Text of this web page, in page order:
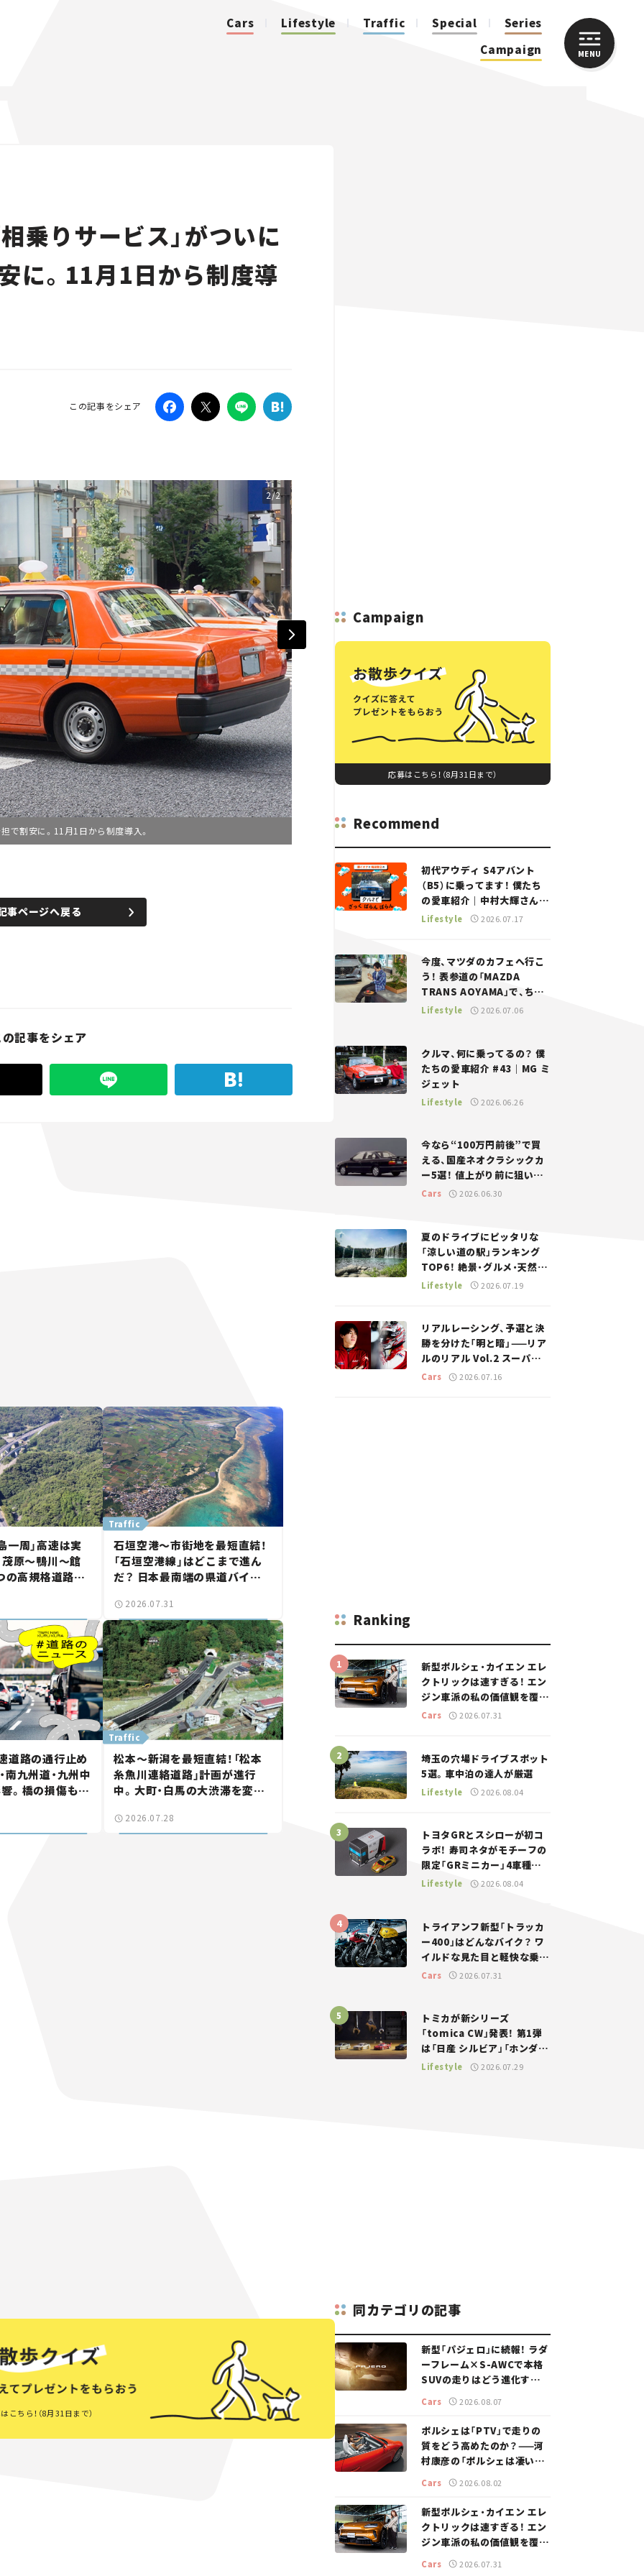
Cars Lifestyle Traffic Special
Series
Campaign
MENU
乗りサービス」がついに
に。11月1日から制度導
この記事をシェア
2/2
で割安に。11月1日から制度導入。
事ページへ戻る
の記事をシェア
一周」高速は実
原～鴨川～館
の高規格道路計
になる道路計
Traffic
石垣空港～市街地を最短直結！
「石垣空港線」はどこまで進ん
だ？ 日本最南端の県道バイパ
気になる道路計画】
2026.07.31
道路の通行止め
南九州道・九州中
。橋の損傷も確
Traffic
松本～新潟を最短直結！「松本
糸魚川連絡道路」計画が進行
中。大町・白馬の大渋滞を変え
化へ【いま気になる道路計画】
2026.07.28
こちら！（8月31日まで）
Campaign
応募はこちら！（8月31日まで）
Recommend
初代アウディ S4アバント
（B5）に乗ってます！ 僕たち
の愛車紹介｜中村大輝さん
——瀬イオナと嶋田智之の
Lifestyle 2026.07.17
今度、マツダのカフェへ行こ
う！ 表参道の「MAZDA
TRANS AOYAMA」で、ちょ
っとひと息。——連載｜CCG
Lifestyle 2026.07.06
クルマ、何に乗ってるの？ 僕
たちの愛車紹介 #43｜MG ミ
ジェット
Lifestyle 2026.06.26
今なら“100万円前後”で買
える、国産ネオクラシックカ
ー5選！ 値上がり前に狙いた
い、中古車探しをお手伝い――ち
Cars 2026.06.30
夏のドライブにピッタリな
「涼しい道の駅」ランキング
TOP6！ 絶景・グルメ・天然ク
ーラーなど、避暑におすすめ
Lifestyle 2026.07.19
リアルレーシング、予選と決
勝を分けた「明と暗」——リア
ルのリアル Vol.2 スーパー
GT 2026開幕戦 岡山国際サ
Cars 2026.07.16
Ranking
新型ポルシェ・カイエン エレ
クトリックは速すぎる！ エン
ジン車派の私の価値観を覆し
た、新しいポルシェの走り。
Cars 2026.07.31
埼玉の穴場ドライブスポット
5選。車中泊の達人が厳選
Lifestyle 2026.08.04
トヨタGRとスシローが初コ
ラボ！ 寿司ネタがモチーフの
限定「GRミニカー」4車種が
登場。入手方法は？【クルマ
Lifestyle 2026.08.04
トライアンフ新型「トラッカ
ー400」はどんなバイク？ ワ
イルドな見た目と軽快な乗り
味を両立した400ccフラット
Cars 2026.07.31
トミカが新シリーズ
「tomica CW」発表！ 第1弾
は「日産 シルビア」「ホンダ
NSX」が登場。世界が注目す
Lifestyle 2026.07.29
同カテゴリの記事
新型「パジェロ」に続報！ ラダ
ーフレーム×S-AWCで本格
SUVの走りはどう進化する？
【新車ニュース】
Cars 2026.08.07
ポルシェは「PTV」で走りの
質をどう高めたのか？——河
村康彦の「ポルシェは凄い！」
Cars 2026.08.02
新型ポルシェ・カイエン エレ
クトリックは速すぎる！ エン
ジン車派の私の価値観を覆し
た、新しいポルシェの走り。
Cars 2026.07.31
CLOSE
Traffic
Special